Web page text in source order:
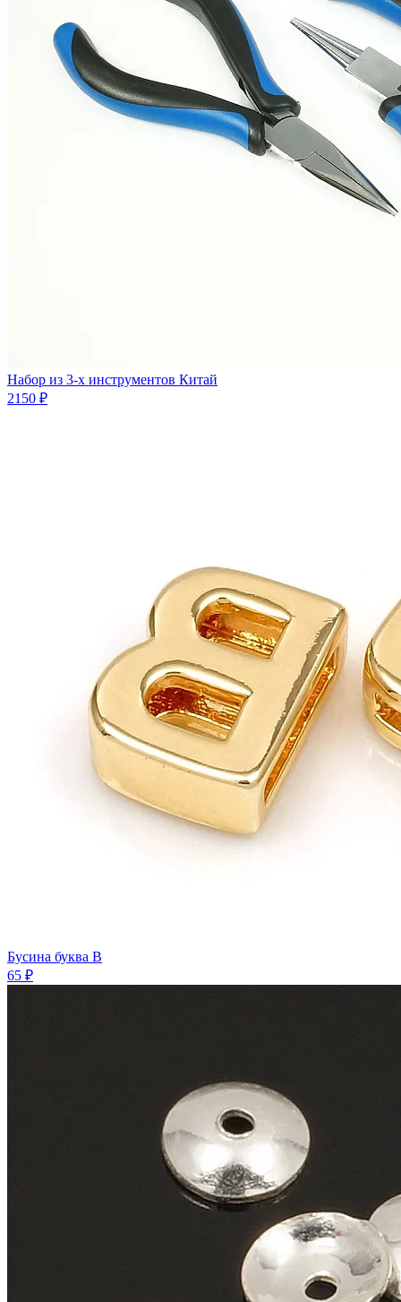
Набор из 3-х инструментов Китай
2150 ₽
Бусина буква B
65 ₽